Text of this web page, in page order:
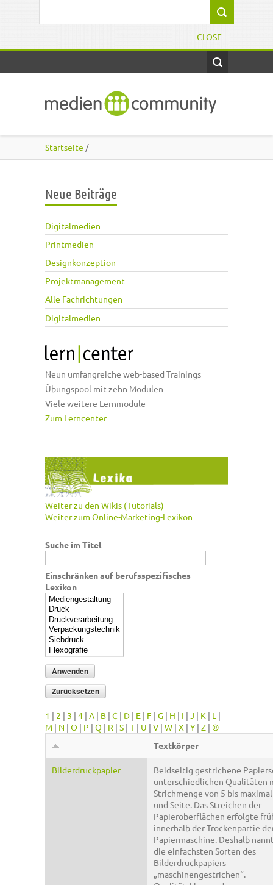
CLOSE
Startseite /
Neue Beiträge
Digitalmedien
Printmedien
Designkonzeption
Projektmanagement
Alle Fachrichtungen
Digitalmedien
Neun umfangreiche web-based Trainings
Übungspool mit zehn Modulen
Viele weitere Lernmodule
Zum Lerncenter
Weiter zu den Wikis (Tutorials)
Weiter zum Online-Marketing-Lexikon
Suche im Titel
Einschränken auf berufsspezifisches
Lexikon
1 | 2 | 3 | 4 | A | B | C | D | E | F | G | H | I | J | K | L |
M | N | O | P | Q | R | S | T | U | V | W | X | Y | Z | ®
Textkörper
Bilderdruckpapier
Beidseitig gestrichene
unterschiedlichen Qualitäten
Strichmenge von 5 bis
und Seite. Das Streichen der
Papieroberflächen erfolgte
innerhalb der Trockenpartie
Papiermaschine. Deshalb
die einfachsten Sorten des
Bilderdruckpapiers
„maschinengestrichen“.